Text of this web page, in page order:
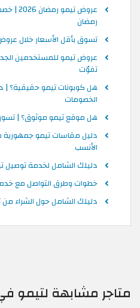
رمضان
تسوق بأقل الأسعار خلال عروض
تفوّت
هل كوبونات تيمو حقيقية؟
الخصومات
هل موقع تيمو موثوق؟ |
دليل مقاسات تيمو جمهورية
الأنسب
دليلك الشامل لخدمة توصيل
خطوات وطرق التواصل مع
دليلك الشامل حول الشراء
متاجر مشابهة لتيمو